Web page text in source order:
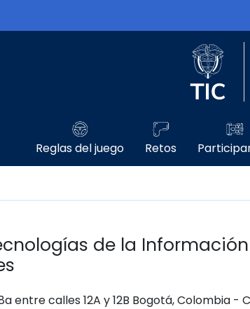
Reglas del juego Retos
de la
entre calles 12A y 12B Bogotá, Colombia -